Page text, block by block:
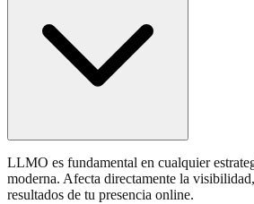
LLMO es fundamental en cualquier
moderna. Afecta directamente la
resultados de tu presencia online.